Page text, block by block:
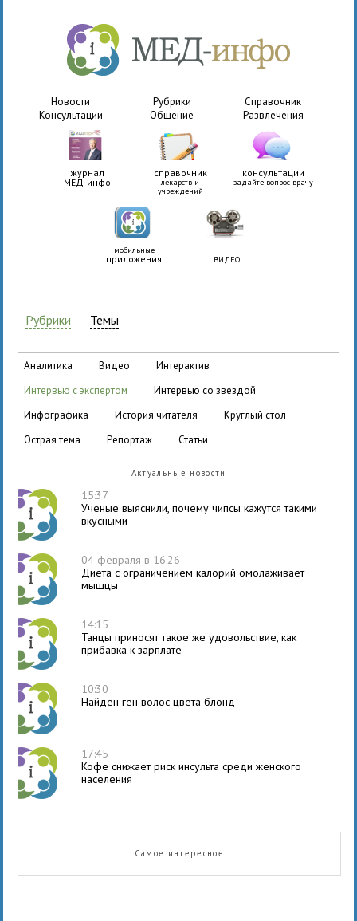
Новости Рубрики
Справочник
Консультации
Общение Развлечения
журнал
МЕД-инфо
справочник
лекарств и
учреждений
консультации
задайте вопрос врачу
мобильные
приложения ВИДЕО
Рубрики Темы
аналитика видео
интерактив
интервью с экспертом
интервью со звездой
инфографика
история читателя
круглый стол
острая тема
репортаж статьи
Актуальные новости
15:37
Ученые выяснили, почему чипсы кажутся такими
вкусными
04 февраля в 16:26
Диета с ограничением калорий омолаживает
мышцы
14:15
Танцы приносят такое же удовольствие, как
прибавка к зарплате
10:30
Найден ген волос цвета блонд
17:45
Кофе снижает риск инсульта среди женского
населения
Самое интересное